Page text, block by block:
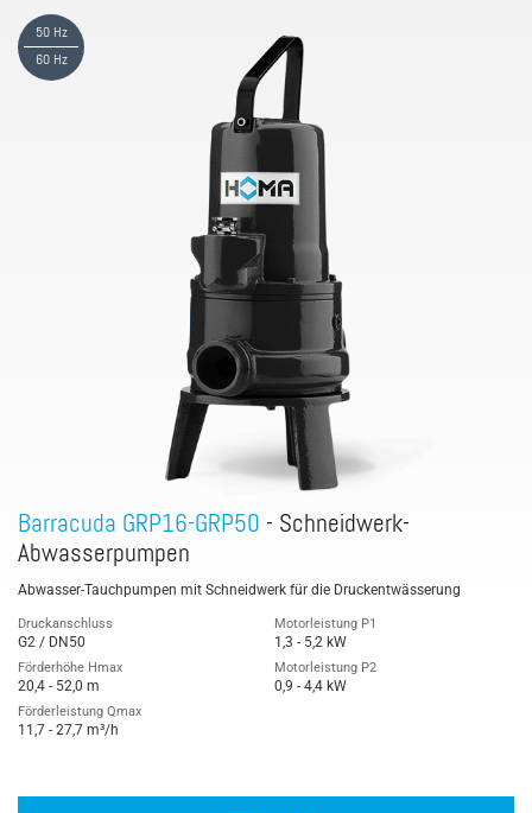
50 Hz
60 Hz
Barracuda GRP16-GRP50 - Schneidwerk-
Abwasserpumpen
Abwasser-Tauchpumpen mit Schneidwerk für die Druckentwässerung
Druckanschluss
G2 / DN50
Förderhöhe Hmax
20,4 - 52,0 m
Förderleistung Qmax
11,7 - 27,7 m³/h
Motorleistung P1
1,3 - 5,2 kW
Motorleistung P2
0,9 - 4,4 kW